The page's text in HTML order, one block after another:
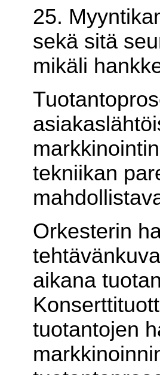
25.
sekä sitä
mikäli
tekniikan
Orkesterin
aikana
tuotantojen